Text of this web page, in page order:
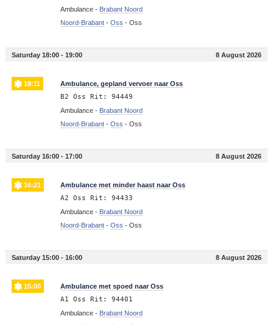
Ambulance - Brabant Noord
Noord-Brabant- Oss - Oss
Saturday 18:00 - 19:00 8 August 2026
18:11 Ambulance, gepland vervoer naar Oss
B2 Oss Rit: 94449
Ambulance - Brabant Noord
Noord-Brabant- Oss - Oss
Saturday 16:00 - 17:00 8 August 2026
16:21 Ambulance met minder haast naar Oss
A2 Oss Rit: 94433
Ambulance - Brabant Noord
Noord-Brabant- Oss - Oss
Saturday 15:00 - 16:00 8 August 2026
15:00 Ambulance met spoed naar Oss
A1 Oss Rit: 94401
Ambulance - Brabant Noord